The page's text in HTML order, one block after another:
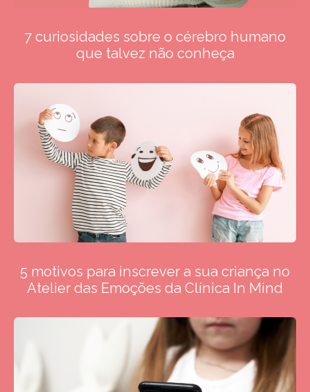
7 curiosidades sobre o cérebro humano
que talvez não conheça
5 motivos para inscrever a sua criança no
Atelier das Emoções da Clínica In Mind